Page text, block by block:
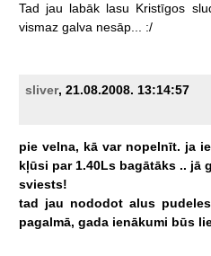
Tad jau labāk lasu Kristīgos
vismaz galva nesāp... :/
sliver, 21.08.2008. 13:14:57
pie velna, kā var nopelnīt. ja
kļūsi par 1.40Ls bagātāks .. jā
sviests!
tad jau nododot alus
pagalmā, gada ienākumi būs